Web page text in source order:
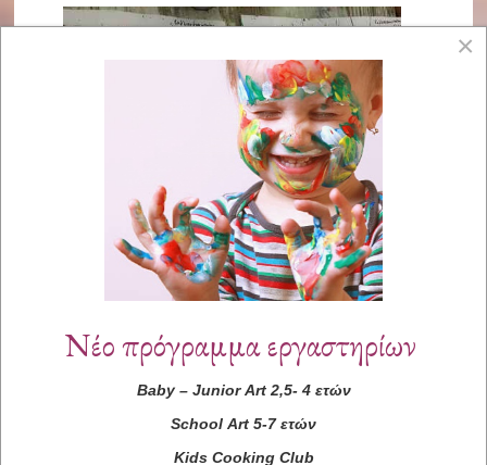
×
Νέο πρόγραμμα εργαστηρίων
Baby– Junior Art2,5- 4 ετών
School Art 5-7 ετών
Kids Cooking Club